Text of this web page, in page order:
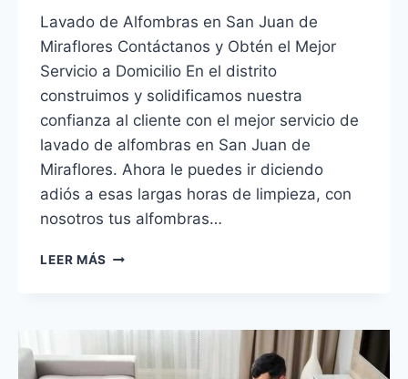
Lavado de Alfombras en San Juan de
Miraflores Contáctanos y Obtén el Mejor
Servicio a Domicilio En el distrito
construimos y solidificamos nuestra
confianza al cliente con el mejor servicio de
lavado de alfombras en San Juan de
Miraflores. Ahora le puedes ir diciendo
adiós a esas largas horas de limpieza, con
nosotros tus alfombras…
LEER MÁS LAVADO
SAN
JUAN
DE